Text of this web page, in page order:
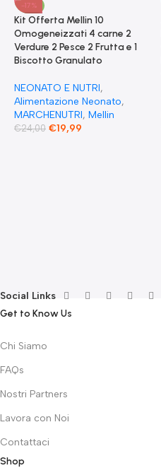
-17%
Kit Offerta Mellin 10
Omogeneizzati 4 carne 2
Verdure 2 Pesce 2 Frutta e 1
Biscotto Granulato
NEONATO E NUTRI,
Alimentazione Neonato,
MARCHENUTRI, Mellin
€24,00 €19,99
Social Links
Get to Know Us
Chi Siamo
FAQs
Nostri Partners
Lavora con Noi
Contattaci
Shop